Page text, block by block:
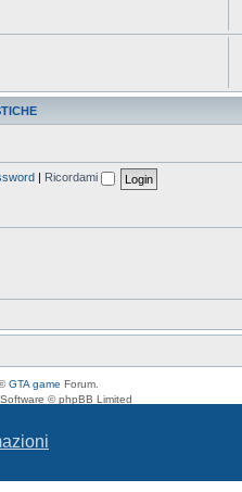
Ricordami
GTA game Forum.
© phpBB Limited